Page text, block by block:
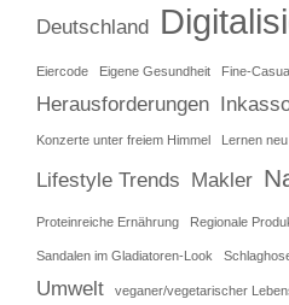
Deutschland
Eiercode Eigene Gesundheit Fine-
Herausforderungen
Konzerte unter freiem Himmel Lernen
Lifestyle Trends Makler
Proteinreiche Ernährung Regionale
Sandalen im Gladiatoren-Look
Umwelt veganer/vegetarischer